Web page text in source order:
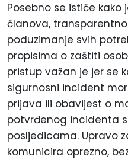
Posebno se ističe
članova,
poduzimanje svih
propisima o zaštiti
pristup važan je jer se
sigurnosni incident
prijava ili obavijest o
potvrđenog incidenta
posljedicama. Upravo
komunicira oprezno,